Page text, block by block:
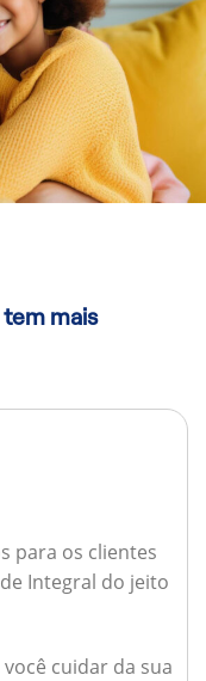
tem mais
para os clientes
Integral do jeito
cuidar da sua